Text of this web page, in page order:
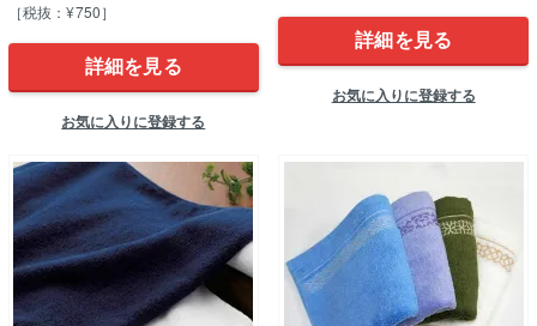
［税抜：¥750］
詳細を見る
お気に入りに登録する
詳細を見る
お気に入りに登録する